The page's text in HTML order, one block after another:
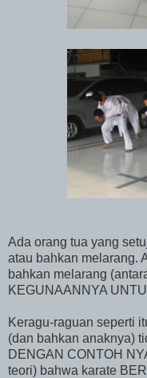
Ada orang tua yang
atau bahkan melarang.
bahkan melarang
KEGUNAANNYA
Keragu-raguan seperti
(dan bahkan anaknya)
DENGAN CONTOH
teori) bahwa karate